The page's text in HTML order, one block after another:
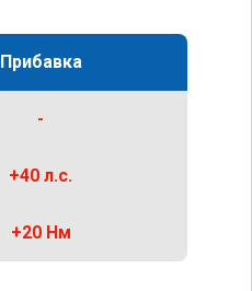
Прибавка
-
+40 л.с.
+20 Нм